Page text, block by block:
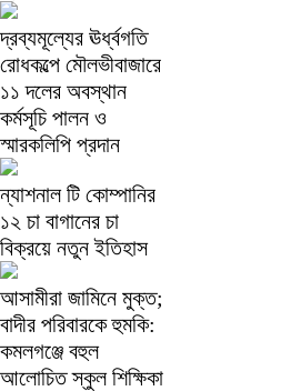
দ্রব্যমূল্যের ঊর্ধ্বগতি
রোধকল্পে মৌলভীবাজারে
১১ দলের অবস্থান
কর্মসূচি পালন ও
স্মারকলিপি প্রদান
ন্যাশনাল টি কোম্পানির
১২ চা বাগানের চা
বিক্রয়ে নতুন ইতিহাস
আসামীরা জামিনে মুক্ত;
বাদীর পরিবারকে হুমকি:
কমলগঞ্জে বহুল
আলোচিত স্কুল শিক্ষিকা